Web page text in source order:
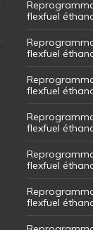
flexfuel
flexfuel
flexfuel
flexfuel
flexfuel
flexfuel